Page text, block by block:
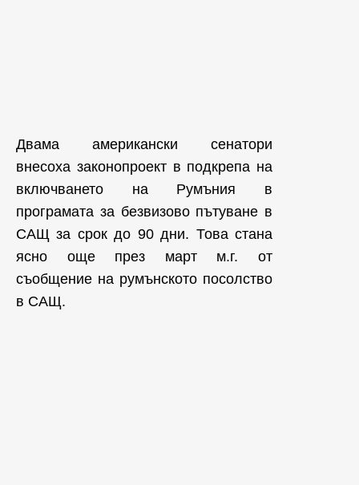
Двама американски сенатори
внесоха законопроект в подкрепа на
включването на Румъния в
програмата за безвизово пътуване в
САЩ за срок до 90 дни. Това стана
ясно още през март м.г. от
съобщение на румънското посолство
в САЩ.